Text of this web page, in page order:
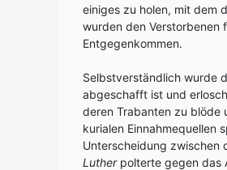
einiges zu holen, mit dem
wurden den Verstorbenen
Entgegenkommen.
Selbstverständlich wurde
abgeschafft ist und
deren Trabanten zu blöde
kurialen Einnahmequellen
Unterscheidung zwischen
Lutherpolterte gegen das